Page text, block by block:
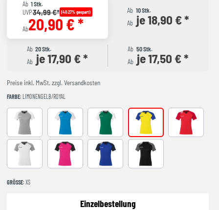
Ab 1 Stk.
UVP34,99 €* (40.27% gespart)
Ab20,90 € *
Ab 10 Stk.
Ab je 18,90 € *
Ab 20 Stk.
Ab je 17,90 € *
Ab 50 Stk.
Ab je 17,50 € *
Preise inkl. MwSt. zzgl. Versandkosten
FARBE: LIMONENGELB/ROYAL
dark grau melange/weißkempablau/weiß lagune/weiß limonengelb/royal rot/chilirot
weiß/dark grau melangemagenta/schwarz royal/marine schwarz/anthra
GRÖSSE : XS
Einzelbestellung